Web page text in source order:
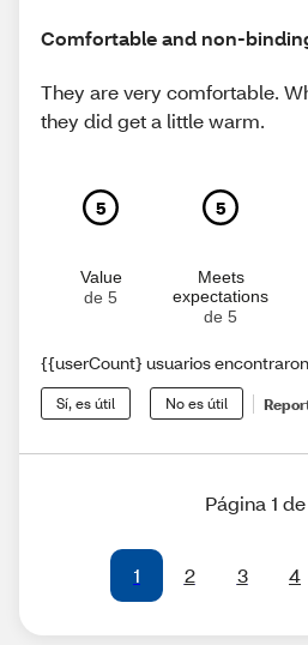
Comfortable and non-
They are very comfortable.
they did get a little warm.
5
Value
de 5
5
Meets
expectations
de 5
{{userCount} usuarios
Sí, es útil No es útil
Página 1
1 2 3 4